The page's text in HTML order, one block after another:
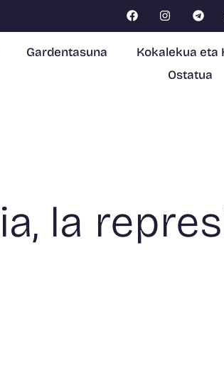
Gardentasuna
Kokalekua eta
Ostatua
la